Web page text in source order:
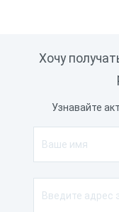
Хочу
Узнавайте